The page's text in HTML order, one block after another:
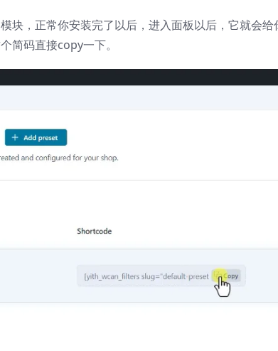
块，正常你安装完了以后，进入面板以后，它就会给
简码直接copy一下。